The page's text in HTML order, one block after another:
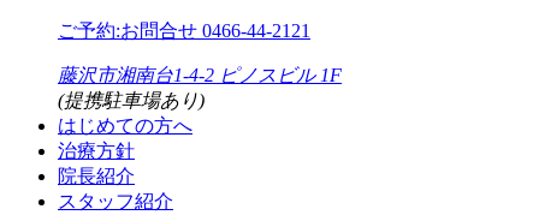
ご予約:お問合せ 0466-44-2121
藤沢市湘南台1-4-2 ピノスビル 1F
(提携駐車場あり)
はじめての方へ
治療方針
院長紹介
スタッフ紹介